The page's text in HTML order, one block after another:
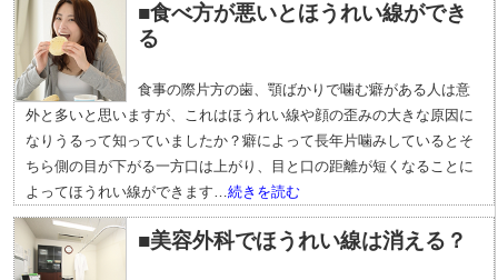
■食べ方が悪いとほうれい線ができ
る
食事の際片方の歯、顎ばかりで噛む癖がある人は意
外と多いと思いますが、これはほうれい線や顔の歪みの大きな原因に
なりうるって知っていましたか？癖によって長年片噛みしているとそ
ちら側の目が下がる一方口は上がり、目と口の距離が短くなることに
よってほうれい線ができます…続きを読む
■美容外科でほうれい線は消える？